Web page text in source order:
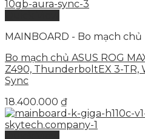
MAINBOARD - Bo mạch chủ
Bo mạch chủ ASUS ROG
Z490, ThunderboltEX 3-TR,
Sync
18.400.000 ₫